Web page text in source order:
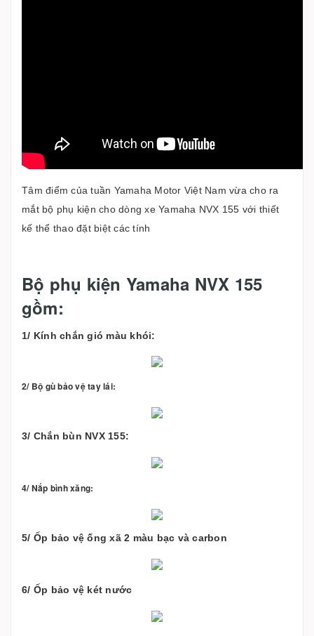
Tâm điểm của tuần Yamaha Motor Việt Nam vừa cho ra
mắt bộ phụ kiện cho dòng xe Yamaha NVX 155 với thiết
kế thể thao đặt biệt các tính
Bộ phụ kiện Yamaha NVX 155
gồm:
1/ Kính chắn gió màu khói:
2/ Bộ gù bảo vệ tay lái:
3/ Chắn bùn NVX 155:
4/ Nắp bình xăng:
5/ Ốp bảo vệ ống xã 2 màu bạc và carbon
6/ Ốp bảo vệ két nước